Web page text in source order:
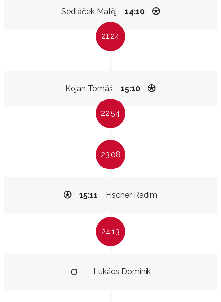
Sedláček Matěj 14:10
21:24
Kojan Tomáš 15:10
22:54
23:08
Fischer Radim
15:11
24:13
Lukács Dominik